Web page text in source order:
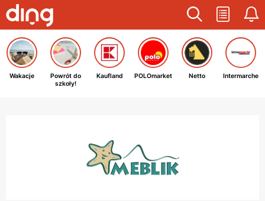
Wakacje
Powrót do
szkoły!
Kaufland POLOmarket Netto Intermarche